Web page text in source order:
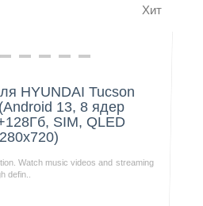
Хит
дешевле?
HYUNDAI Tucson
13, 8 ядер
SIM, QLED
Watch music videos and streaming
defin..